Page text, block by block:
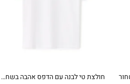
חולצת טי לבנה עם הדפס אהבה בשחקים (Top Gun) כותנה – לבן